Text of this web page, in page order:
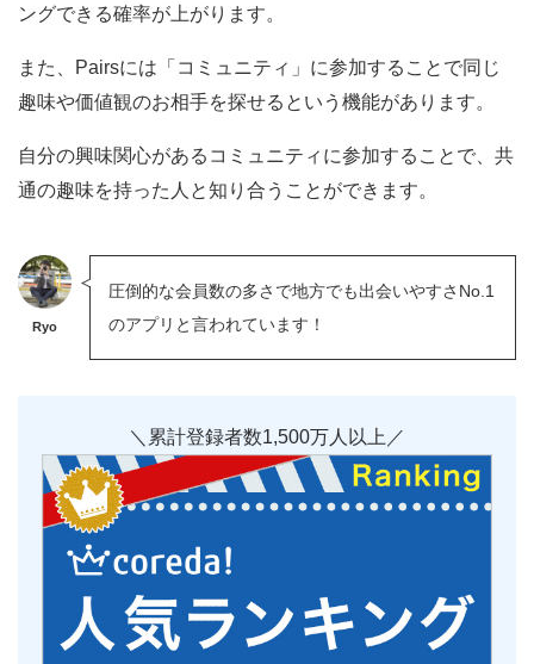
ングできる確率が上がります。
また、Pairsには「コミュニティ」に参加することで同じ
趣味や価値観のお相手を探せるという機能があります。
自分の興味関心があるコミュニティに参加することで、共
通の趣味を持った人と知り合うことができます。
Ryo
圧倒的な会員数の多さで地方でも出会いやすさNo.1
のアプリと言われています！
＼累計登録者数1,500万人以上／